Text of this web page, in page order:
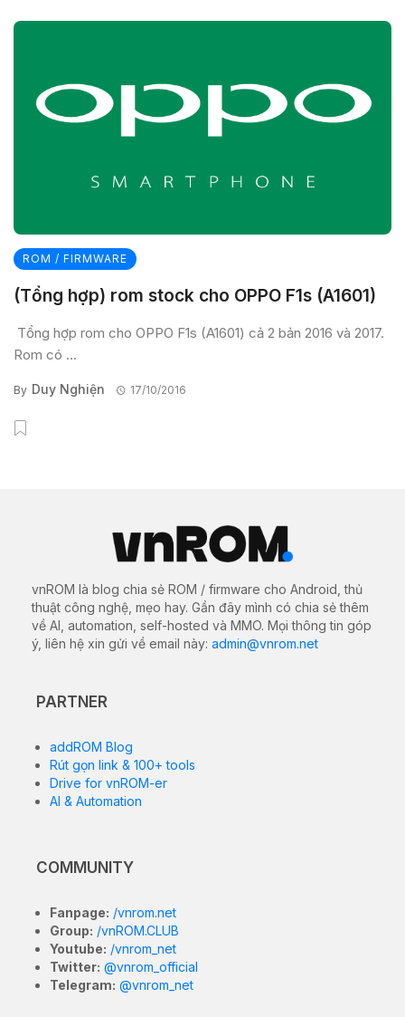
ROM / FIRMWARE
(Tổng hợp) rom stock cho OPPO F1s (A1601)
Tổng hợp rom cho OPPO F1s (A1601) cả 2 bản 2016 và 2017.
Rom có ...
By Duy Nghiện 17/10/2016
vnROM là blog chia sẻ ROM / firmware cho Android, thủ
thuật công nghệ, mẹo hay. Gần đây mình có chia sẻ thêm
về AI, automation, self-hosted và MMO. Mọi thông tin góp
ý, liên hệ xin gửi về email này: admin@vnrom.net
PARTNER
addROM Blog
Rút gọn link & 100+ tools
Drive for vnROM-er
AI & Automation
COMMUNITY
Fanpage: /vnrom.net
Group: /vnROM.CLUB
Youtube: /vnrom_net
Twitter: @vnrom_official
Telegram: @vnrom_net